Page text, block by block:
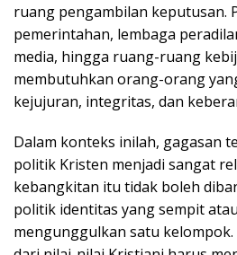
ruang pengambilan keputusan.
pemerintahan, lembaga
media, hingga ruang-ruang
membutuhkan orang-orang
kejujuran, integritas, dan
Dalam konteks inilah, gagasan
politik Kristen menjadi sangat
kebangkitan itu tidak boleh
politik identitas yang sempit
mengunggulkan satu